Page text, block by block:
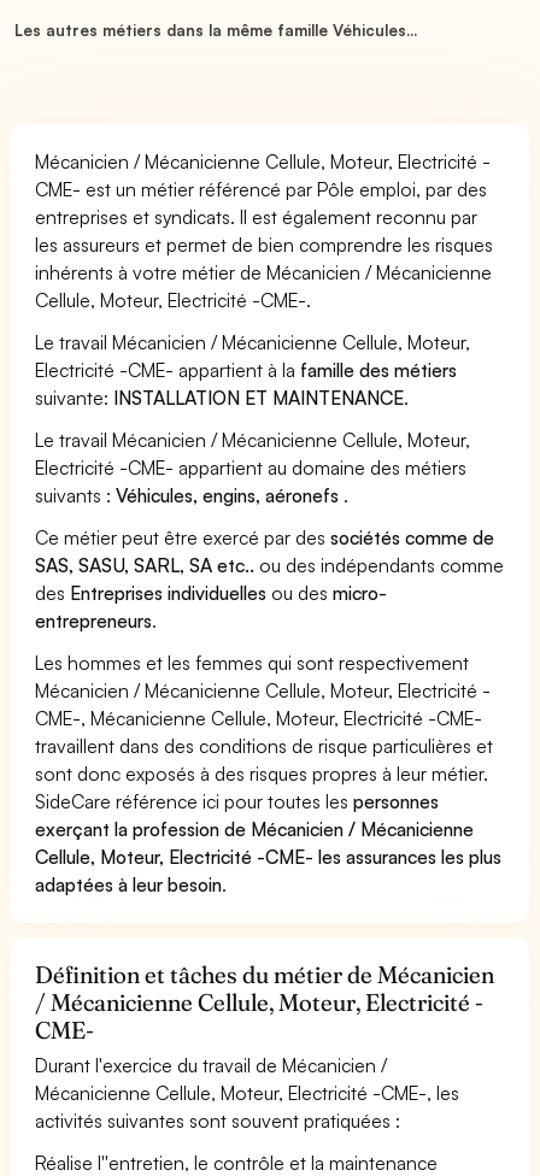
Les autres métiers dans la même famille Véhicules...
Mécanicien / Mécanicienne Cellule, Moteur, Electricité -
CME- est un métier référencé par Pôle emploi, par des
entreprises et syndicats. Il est également reconnu par
les assureurs et permet de bien comprendre les risques
inhérents à votre métier de Mécanicien / Mécanicienne
Cellule, Moteur, Electricité -CME-.
Le travail Mécanicien / Mécanicienne Cellule, Moteur,
Electricité -CME- appartient à la famille des métiers
suivante: INSTALLATION ET MAINTENANCE.
Le travail Mécanicien / Mécanicienne Cellule, Moteur,
Electricité -CME- appartient au domaine des métiers
suivants :Véhicules, engins, aéronefs .
Ce métier peut être exercé par dessociétés comme de
SAS, SASU, SARL, SA etc.. ou des indépendants comme
des Entreprises individuelles ou desmicro-
entrepreneurs.
Les hommes et les femmes qui sont respectivement
Mécanicien / Mécanicienne Cellule, Moteur, Electricité -
CME-, Mécanicienne Cellule, Moteur, Electricité -CME-
travaillent dans des conditions de risque particulières et
sont donc exposés à des risques propres à leur métier.
SideCare référence ici pour toutes lespersonnes
exerçant la profession de Mécanicien / Mécanicienne
Cellule, Moteur, Electricité -CME- les assurances les plus
adaptées à leur besoin.
Définition et tâches du métier de Mécanicien
/ Mécanicienne Cellule, Moteur, Electricité -
CME-
Durant l'exercice du travail de Mécanicien /
Mécanicienne Cellule, Moteur, Electricité -CME-, les
activités suivantes sont souvent pratiquées :
Réalise l''entretien, le contrôle et la maintenance